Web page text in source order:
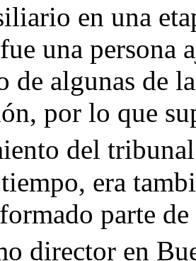
en una
una persona
de algunas de
por lo que
del
era
parte
director en